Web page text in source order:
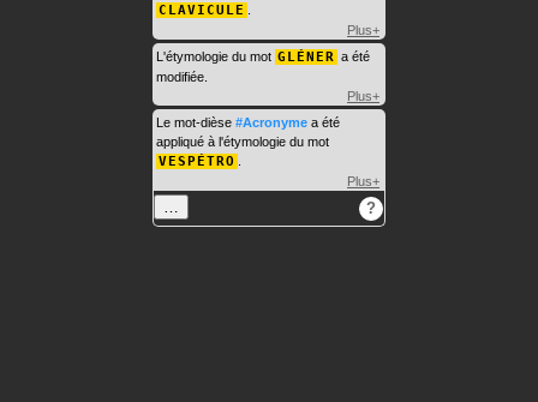
CLAVICULE
Plus+
L'étymologie du mot GLÉNER a été
modifiée.
Plus+
Le mot-dièse #Acronyme a été
appliqué à l'étymologie du mot
VESPÉTRO
Plus+
?